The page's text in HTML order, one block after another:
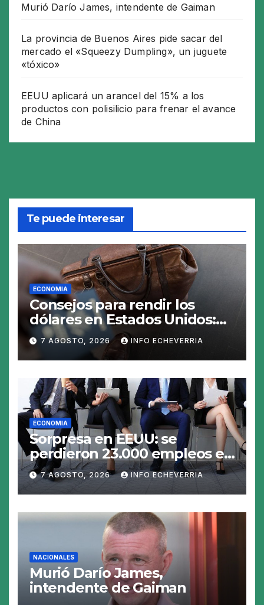
Murió Darío James, intendente de Gaiman
La provincia de Buenos Aires pide sacar del
mercado el «Squeezy Dumpling», un juguete
«tóxico»
EEUU aplicará un arancel del 15% a los
productos con polisilicio para frenar el avance
de China
Te puede interesar
ECONOMIA
Consejos para rendir los
dólares en Estados Unidos:
claves para no gastar de más
en el viaje
7 AGOSTO, 2026 INFO ECHEVERRIA
ECONOMIA
Sorpresa en EEUU: se
perdieron 23.000 empleos en
julio y el mercado recalcula
las perspectivas para las
tasas
7 AGOSTO, 2026 INFO ECHEVERRIA
NACIONALES
Murió Darío James,
intendente de Gaiman